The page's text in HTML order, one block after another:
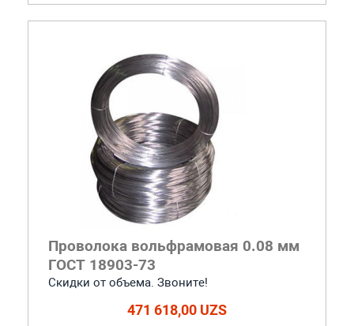
Проволока вольфрамовая 0.08 мм
ГОСТ 18903-73
Скидки от объема. Звоните!
471 618,00 UZS